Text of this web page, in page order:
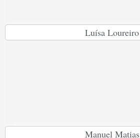
Luísa Loureiro
Manuel Matias